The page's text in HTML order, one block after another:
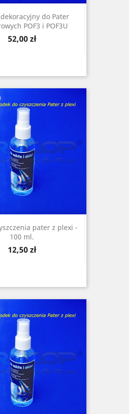
do Pater
POF3 i POF3U
Cena
52,00 zł
pater z plexi -
100 ml.
Cena
12,50 zł